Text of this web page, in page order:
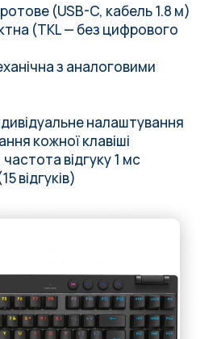
(USB-C, кабель 1.8 м)
(TKL — без цифрового
з аналоговими
налаштування
кожної клавіші
відгуку 1 мс
відгуків)